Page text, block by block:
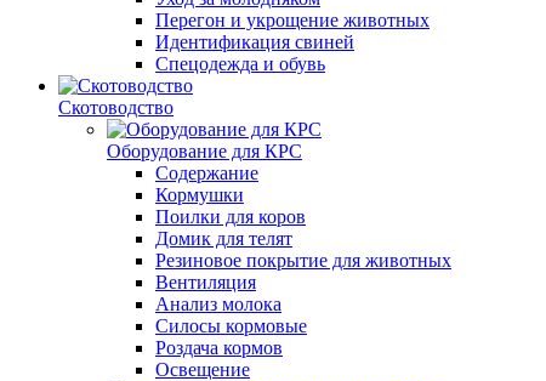
Перегон и укрощение животных
Идентификация свиней
Спецодежда и обувь
Скотоводство
Оборудование для КРС
Содержание
Кормушки
Поилки для коров
Домик для телят
Резиновое покрытие для животных
Вентиляция
Анализ молока
Силосы кормовые
Роздача кормов
Освещение